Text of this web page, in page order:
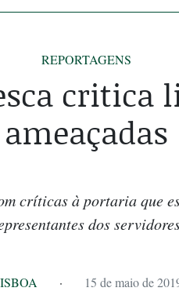
REPORTAGENS
critica
ameaçadas
críticas à portaria que
dos
· 15 de maio de